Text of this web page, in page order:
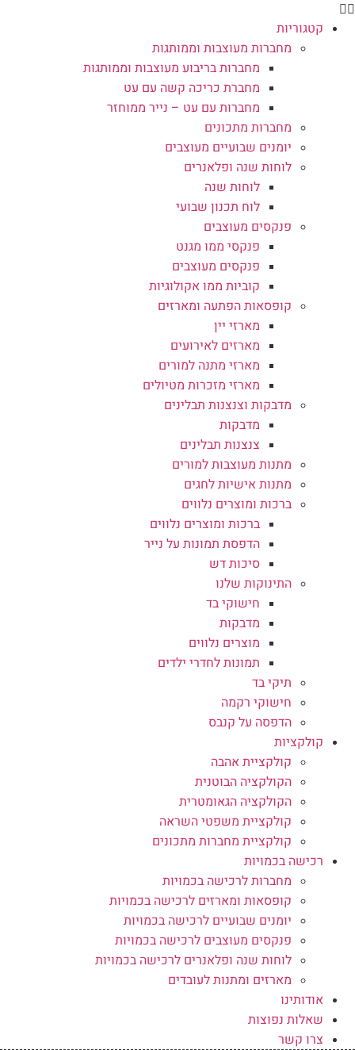
קטגוריות
מחברות מעוצבות וממותגות
מחברות בריבוע מעוצבות וממותגות
מחברת כריכה קשה עם עט
מחברות עם עט – נייר ממוחזר
מחברות מתכונים
יומנים שבועיים מעוצבים
לוחות שנה ופלאנרים
לוחות שנה
לוח תכנון שבועי
פנקסים מעוצבים
פנקסי ממו מגנט
פנקסים מעוצבים
קוביות ממו אקולוגיות
קופסאות הפתעה ומארזים
מארזי יין
מארזים לאירועים
מארזי מתנה למורים
מארזי מזכרות מטיולים
מדבקות וצנצנות תבלינים
מדבקות
צנצנות תבלינים
מתנות מעוצבות למורים
מתנות אישיות לחגים
ברכות ומוצרים נלווים
ברכות ומוצרים נלווים
הדפסת תמונות על נייר
סיכות דש
התינוקות שלנו
חישוקי בד
מדבקות
מוצרים נלווים
תמונות לחדרי ילדים
תיקי בד
חישוקי רקמה
הדפסה על קנבס
קולקציות
קולקציית אהבה
הקולקציה הבוטנית
הקולקציה הגאומטרית
קולקציית משפטי השראה
קולקציית מחברות מתכונים
רכישה בכמויות
מחברות לרכישה בכמויות
קופסאות ומארזים לרכישה בכמויות
יומנים שבועיים לרכישה בכמויות
פנקסים מעוצבים לרכישה בכמויות
לוחות שנה ופלאנרים לרכישה בכמויות
מארזים ומתנות לעובדים
אודותינו
שאלות נפוצות
צרו קשר